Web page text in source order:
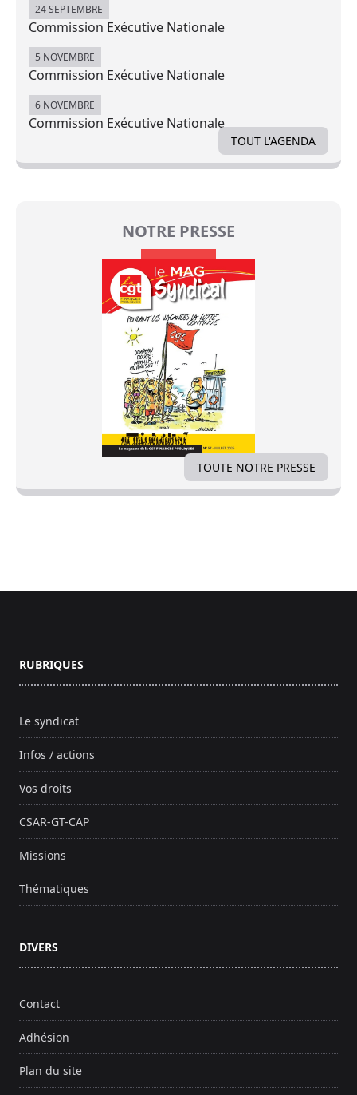
24 SEPTEMBRE
Commission Exécutive Nationale
5 NOVEMBRE
Commission Exécutive Nationale
6 NOVEMBRE
Commission Exécutive Nationale
TOUT L'AGENDA
NOTRE PRESSE
TOUTE NOTRE PRESSE
RUBRIQUES
Le syndicat
Infos / actions
Vos droits
CSAR-GT-CAP
Missions
Thématiques
DIVERS
Contact
Adhésion
Plan du site